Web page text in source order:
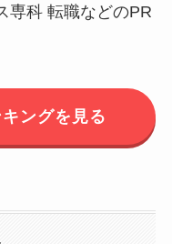
専科 転職などのPR
ングを見る